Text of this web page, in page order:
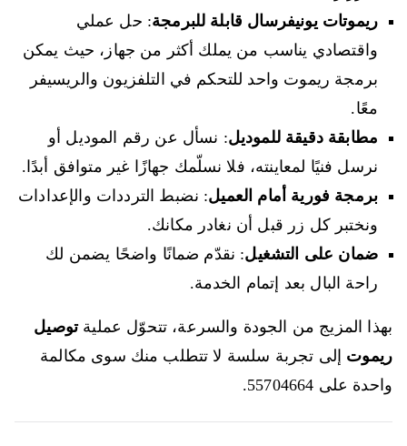
ريموتات يونيفرسال قابلة للبرمجة: حل عملي
واقتصادي يناسب من يملك أكثر من جهاز، حيث يمكن
برمجة ريموت واحد للتحكم في التلفزيون والريسيفر
معًا.
مطابقة دقيقة للموديل: نسأل عن رقم الموديل أو
نرسل فنيًا لمعاينته، فلا نسلّمك جهازًا غير متوافق أبدًا.
برمجة فورية أمام العميل: نضبط الترددات والإعدادات
ونختبر كل زر قبل أن نغادر مكانك.
ضمان على التشغيل: نقدّم ضمانًا واضحًا يضمن لك
راحة البال بعد إتمام الخدمة.
بهذا المزيج من الجودة والسرعة، تتحوّل عمليةتوصيل
ريموت إلى تجربة سلسة لا تتطلب منك سوى مكالمة
واحدة على 55704664.